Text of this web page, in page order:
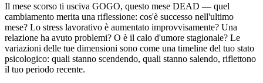
Il mese scorso ti usciva GOGO, questo mese DEAD — quel
cambiamento merita una riflessione: cos'è successo nell'ultimo
mese? Lo stress lavorativo è aumentato improvvisamente? Una
relazione ha avuto problemi? O è il calo d'umore stagionale? Le
variazioni delle tue dimensioni sono come una timeline del tuo stato
psicologico: quali stanno scendendo, quali stanno salendo, riflettono
il tuo periodo recente.